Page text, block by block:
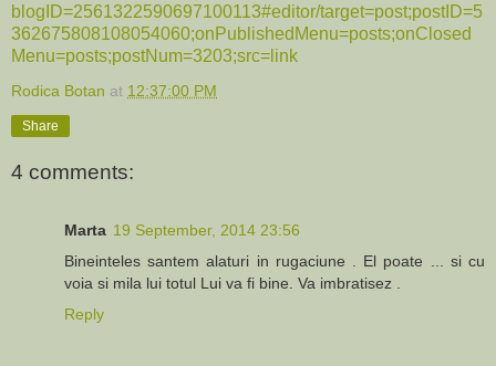
blogID=2561322590697100113#editor/target=post;postID=5
362675808108054060;onPublishedMenu=posts;onClosed
Menu=posts;postNum=3203;src=link
Rodica Botan at 12:37:00 PM
Share
4 comments:
Marta 19 September, 2014 23:56
Bineinteles santem alaturi in rugaciune . El poate ... si cu
voia si mila lui totul Lui va fi bine. Va imbratisez .
Reply